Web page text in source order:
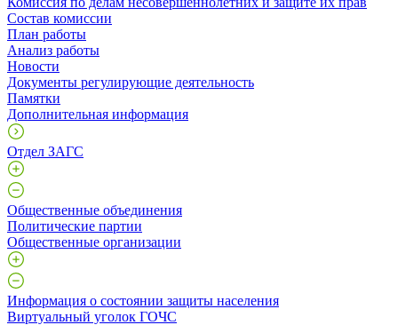
Состав комиссии
План работы
Анализ работы
Новости
Документы регулирующие деятельность
Памятки
Дополнительная информация
Отдел ЗАГС
Общественные объединения
Политические партии
Общественные организации
Информация о состоянии защиты населения
Виртуальный уголок ГОЧС